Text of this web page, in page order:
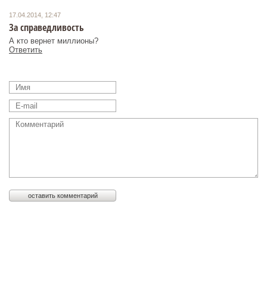
17.04.2014, 12:47
За справедливость
А кто вернет миллионы?
Ответить